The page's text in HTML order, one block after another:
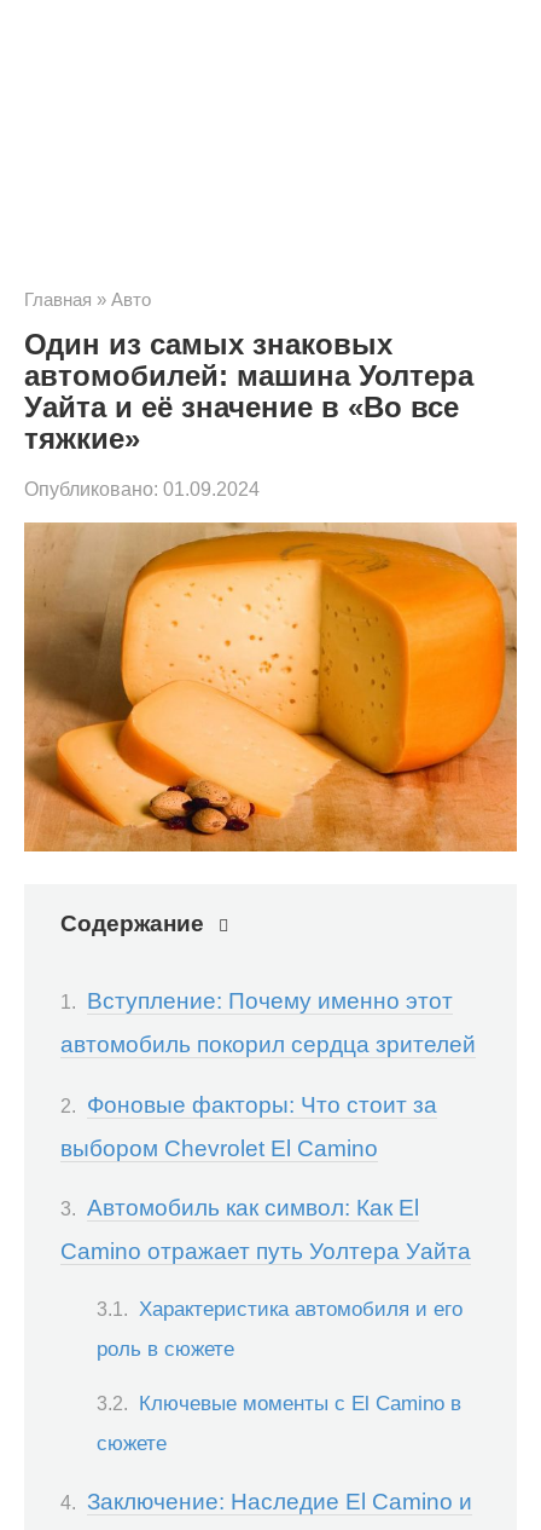
Главная » Авто
Один из самых знаковых
автомобилей: машина Уолтера
Уайта и её значение в «Во все
тяжкие»
Опубликовано: 01.09.2024
Содержание
Вступление: Почему именно этот
автомобиль покорил сердца зрителей
Фоновые факторы: Что стоит за
выбором Chevrolet El Camino
Автомобиль как символ: Как El
Camino отражает путь Уолтера Уайта
Характеристика автомобиля и его
роль в сюжете
Ключевые моменты с El Camino в
сюжете
Заключение: Наследие El Camino и